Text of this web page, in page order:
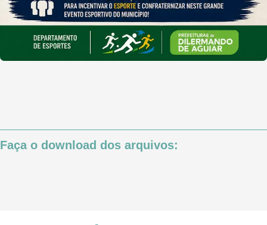
Faça o download dos arquivos: